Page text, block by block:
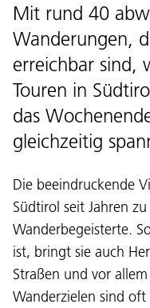
Mit rund 40
Wanderungen,
erreichbar sind,
Touren in
das
gleichzeitig
Die beeindruckende
Südtirol seit Jahren
Wanderbegeisterte.
ist, bringt sie auch
Straßen und vor
Wanderzielen sind